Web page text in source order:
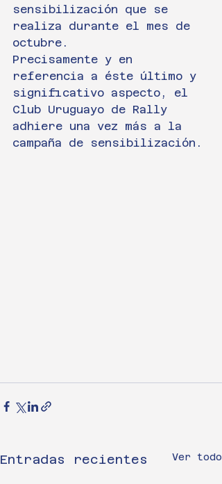
sensibilización que se
realiza durante el mes de
octubre.
Precisamente y en
referencia a éste último y
significativo aspecto, el
Club Uruguayo de Rally
adhiere una vez más a la
campaña de sensibilización.
Entradas recientes Ver todo